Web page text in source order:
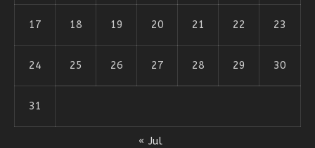
17 18 19 20 21 22 23
24 25 26 27 28 29 30
31
« Jul